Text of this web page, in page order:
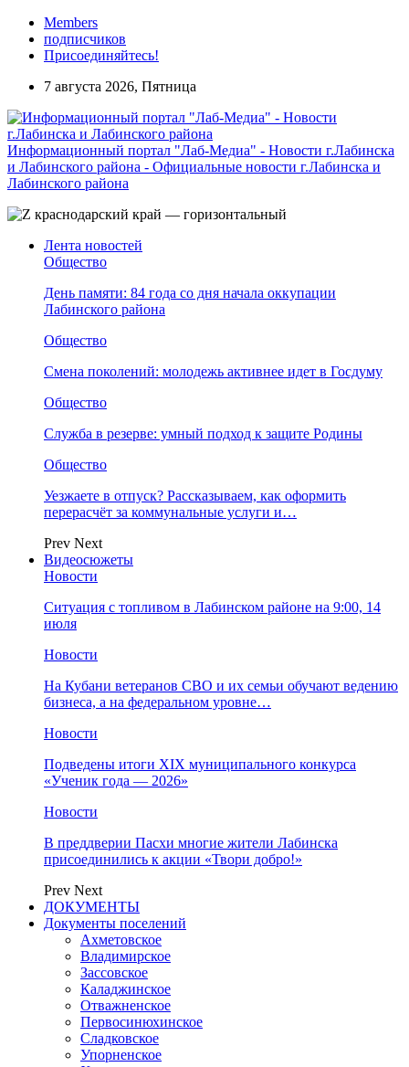
Members
подписчиков
Присоединяйтесь!
7 августа 2026, Пятница
Информационный портал "Лаб-Медиа" - Новости г.Лабинска
и Лабинского района - Официальные новости г.Лабинска и
Лабинского района
Лента новостей
Общество
День памяти: 84 года со дня начала оккупации
Лабинского района
Общество
Смена поколений: молодежь активнее идет в Госдуму
Общество
Служба в резерве: умный подход к защите Родины
Общество
Уезжаете в отпуск? Рассказываем, как оформить
перерасчёт за коммунальные услуги и…
Prev Next
Видеосюжеты
Новости
Ситуация с топливом в Лабинском районе на 9:00, 14
июля
Новости
На Кубани ветеранов СВО и их семьи обучают ведению
бизнеса, а на федеральном уровне…
Новости
Подведены итоги XIX муниципального конкурса
«Ученик года — 2026»
Новости
В преддверии Пасхи многие жители Лабинска
присоединились к акции «Твори добро!»
Prev Next
ДОКУМЕНТЫ
Документы поселений
Ахметовское
Владимирское
Зассовское
Каладжинское
Отважненское
Первосинюхинское
Сладковское
Упорненское